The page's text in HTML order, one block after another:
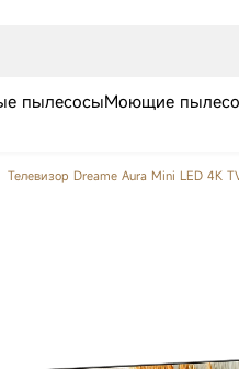
пылесосыМоющие
Телевизор Dreame Aura Mini LED 4K